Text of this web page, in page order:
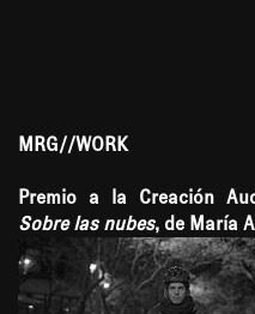
MRG//WORK
Premio a la Creación
Sobre las nubes, de María